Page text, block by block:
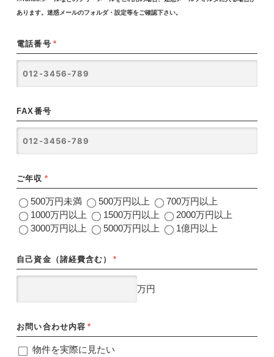
あります。迷惑メールのフォルダ・設定等をご確認下さい。
電話番号 *
FAX番号
ご年収 *
500万円未満 500万円以上
700万円以上
1000万円以上
1500万円以上
2000万円以上
3000万円以上
5000万円以上 1億円以上
自己資金（諸経費含む） *
万円
お問い合わせ内容 *
物件を実際に見たい